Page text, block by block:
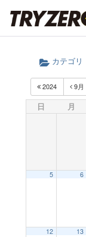
カテゴリ
2024 9月
日 月
5 6
12 13